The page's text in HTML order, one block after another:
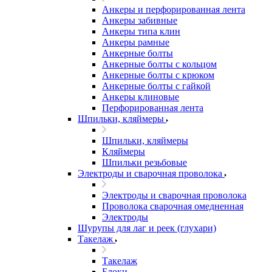
Анкеры и перфорированная лента
Анкеры забивные
Анкеры типа клин
Анкеры рамные
Анкерные болты
Анкерные болты с кольцом
Анкерные болты с крюком
Анкерные болты с гайкой
Анкеры клиновые
Перфорированная лента
Шпильки, кляймеры
Шпильки, кляймеры
Кляймеры
Шпильки резьбовые
Электроды и сварочная проволока
Электроды и сварочная проволока
Проволока сварочная омедненная
Электроды
Шурупы для лаг и реек (глухари)
Такелаж
Такелаж